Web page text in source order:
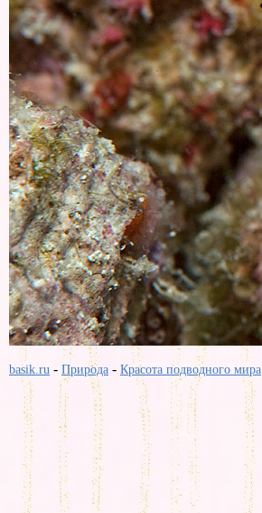
basik.ru - Природа - Красота подводного мира